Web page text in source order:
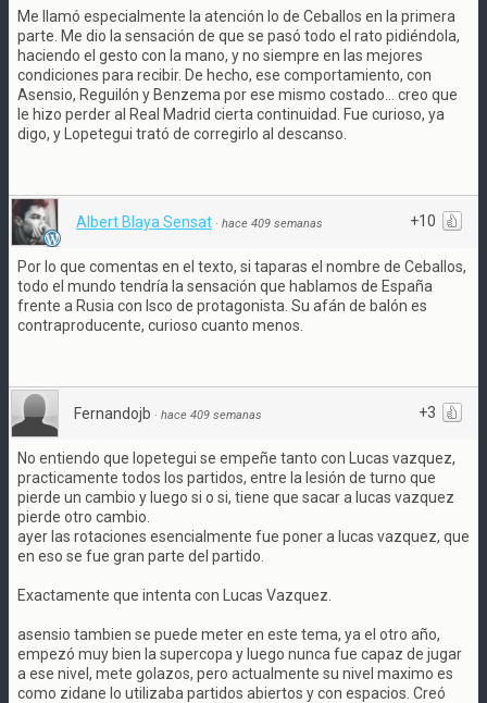
Me llamó especialmente la atención lo de Ceballos en la primera
parte. Me dio la sensación de que se pasó todo el rato pidiéndola,
haciendo el gesto con la mano, y no siempre en las mejores
condiciones para recibir. De hecho, ese comportamiento, con
Asensio, Reguilón y Benzema por ese mismo costado... creo que
le hizo perder al Real Madrid cierta continuidad. Fue curioso, ya
digo, y Lopetegui trató de corregirlo al descanso.
+10
Albert Blaya Sensat · hace 409 semanas
Por lo que comentas en el texto, si taparas el nombre de Ceballos,
todo el mundo tendría la sensación que hablamos de España
frente a Rusia con Isco de protagonista. Su afán de balón es
contraproducente, curioso cuanto menos.
+3
Fernandojb · hace 409 semanas
No entiendo que lopetegui se empeñe tanto con Lucas vazquez,
practicamente todos los partidos, entre la lesión de turno que
pierde un cambio y luego si o si, tiene que sacar a lucas vazquez
pierde otro cambio.
ayer las rotaciones esencialmente fue poner a lucas vazquez, que
en eso se fue gran parte del partido.
Exactamente que intenta con Lucas Vazquez.
asensio tambien se puede meter en este tema, ya el otro año,
empezó muy bien la supercopa y luego nunca fue capaz de jugar
a ese nivel, mete golazos, pero actualmente su nivel maximo es
como zidane lo utilizaba partidos abiertos y con espacios. Creó